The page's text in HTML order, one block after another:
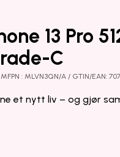
13 Pro
C
: MLVN3QN/A / GTIN/EAN:
et nytt liv – og gjør